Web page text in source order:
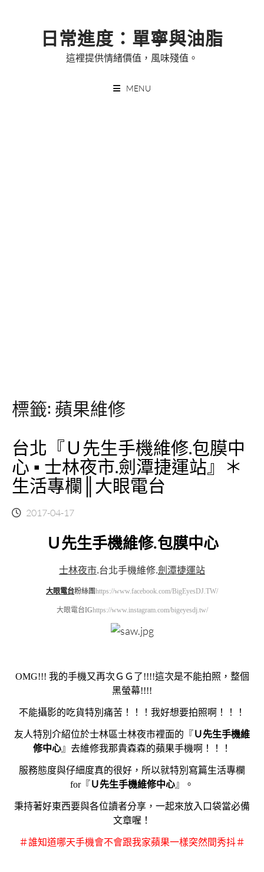
日常進度：單寧與油脂
這裡提供情緒價值，風味殘值。
MENU
標籤: 蘋果維修
台北『Ｕ先生手機維修.包膜中
心 ▪ 士林夜市.劍潭捷運站』＊
生活專欄║大眼電台
2017-04-17
Ｕ先生手機維修.包膜中心
士林夜市.台北手機維修.劍潭捷運站
大眼電台粉絲團https://www.facebook.com/BigEyesDJ.TW/
大眼電台IGhttps://www.instagram.com/bigeyesdj.tw/
OMG!!! 我的手機又再次ＧＧ了!!!!這次是不能拍照，整個
黑螢幕!!!!
不能攝影的吃貨特別痛苦！！！我好想要拍照啊！！！
友人特別介紹位於士林區士林夜市裡面的『Ｕ先生手機維
修中心』 去維修我那貴森森的蘋果手機啊！！！
服務態度與仔細度真的很好，所以就特別寫篇生活專欄
for『Ｕ先生手機維修中心』。
秉持著好東西要與各位讀者分享，一起來放入口袋當必備
文章喔！
＃誰知道哪天手機會不會跟我家蘋果一樣突然間秀抖＃